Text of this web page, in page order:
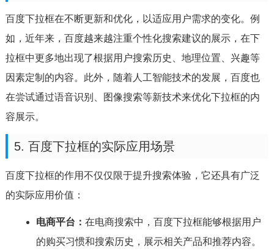
百度下拉框在不断更新和优化，以适应用户需求的变化。例
如，近年来，百度越来越注重个性化搜索建议的展示，在下
拉框中更多地出现了根据用户搜索历史、地理位置、兴趣等
因素定制的内容。此外，随着人工智能技术的发展，百度也
在尝试通过语音识别、图像搜索等新技术来优化下拉框的内
容展示。
5. 百度下拉框的实际应用场景
百度下拉框的作用不仅仅限于提升搜索体验，它还具有广泛
的实际应用价值：
电商平台： 在电商搜索中，百度下拉框能够根据用户
的购买习惯和搜索历史，展示相关产品和推荐内容。